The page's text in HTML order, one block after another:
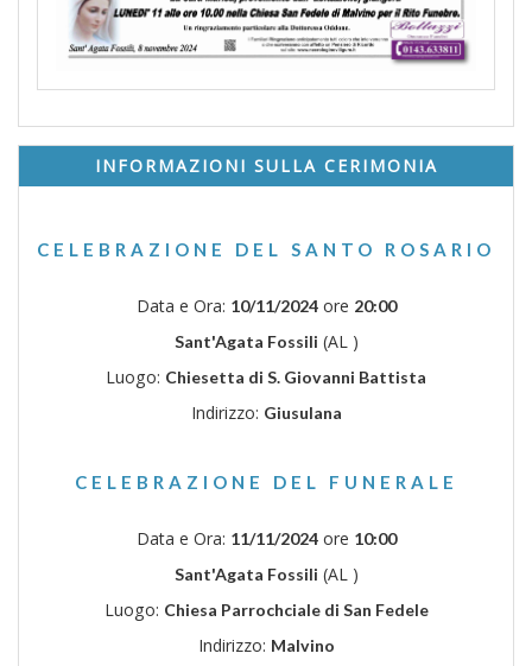
INFORMAZIONI SULLA CERIMONIA
CELEBRAZIONE DEL SANTO ROSARIO
Data e Ora: 10/11/2024ore 20:00
Sant'Agata Fossili (AL )
Luogo: Chiesetta di S. Giovanni Battista
Indirizzo: Giusulana
CELEBRAZIONE DEL FUNERALE
Data e Ora: 11/11/2024ore 10:00
Sant'Agata Fossili (AL )
Luogo: Chiesa Parrochciale di San Fedele
Indirizzo: Malvino